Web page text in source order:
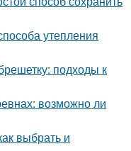
утепления
подходы к
возможно ли
выбрать и